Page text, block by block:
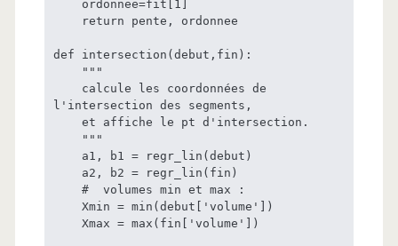
def intersection(debut,fin):
l'intersection des segments,